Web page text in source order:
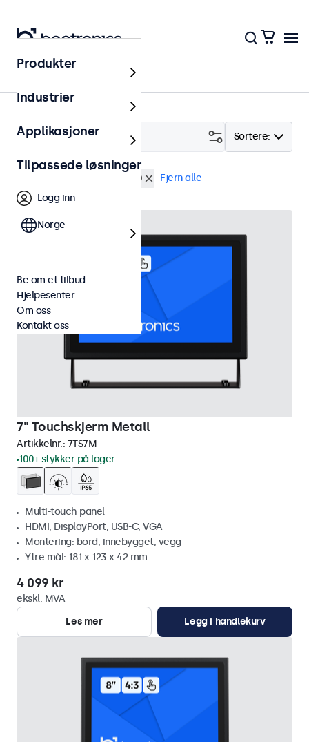
Hjem
Sortere:
Filter (16)
Rackmontering (19") Fjern alle
7" Touchskjerm Metall
Artikkelnr.: 7TS7M
100+ stykker på lager
Multi-touch panel
HDMI, DisplayPort, USB-C, VGA
Montering: bord, innebygget, vegg
Ytre mål: 181 x 123 x 42 mm
4 099 kr
ekskl. MVA
Les mer
Legg i handlekurv
Produkter
Industrier
Applikasjoner
Tilpassede løsninger
Logg inn
Norge
Be om et tilbud
Hjelpesenter
Om oss
Kontakt oss